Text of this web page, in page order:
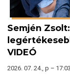
Semjén
VIDEÓ
2026. 07. 24., p – 17:03